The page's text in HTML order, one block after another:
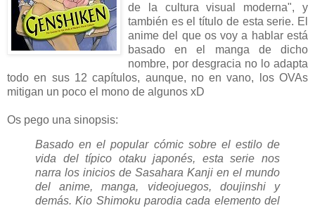
de la cultura visual moderna", y
también es el título de esta serie. El
anime del que os voy a hablar está
basado en el manga de dicho
nombre, por desgracia no lo adapta
todo en sus 12 capítulos, aunque, no en vano, los OVAs
mitigan un poco el mono de algunos xD
Os pego una sinopsis:
Basado en el popular cómic sobre el estilo de
vida del típico otaku japonés, esta serie nos
narra los inicios de Sasahara Kanji en el mundo
del anime, manga, videojuegos, doujinshi y
demás. Kio Shimoku parodia cada elemento del